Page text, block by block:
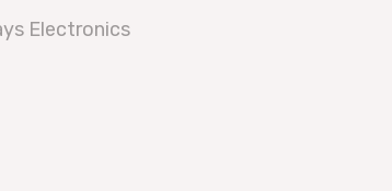
Electronics